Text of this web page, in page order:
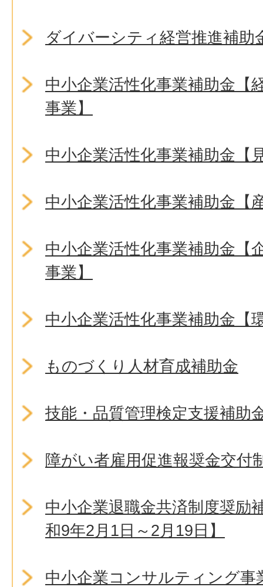
ダイバーシティ経営推進補助
中小企業活性化事業補助金【
事業】
中小企業活性化事業補助金【
中小企業活性化事業補助金【
中小企業活性化事業補助金【
事業】
中小企業活性化事業補助金【
ものづくり人材育成補助金
技能・品質管理検定支援補助
障がい者雇用促進報奨金交付
中小企業退職金共済制度奨励
和9年2月1日～2月19日】
中小企業コンサルティング事